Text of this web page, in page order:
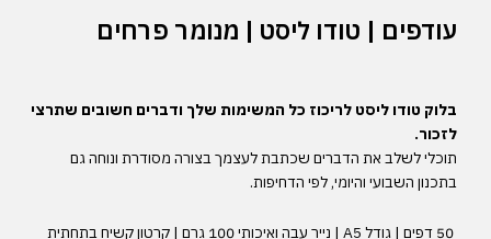
עודפים | טודו ליסט | מנומר פרחים
בלוק טודו ליסט לריכוז כל המשימות שלך ודברים חשובים שתרצי
לזכור.
תוכלילשלב את הדברים שכתבתלעצמךבצורה מסודרת ונוחהגם
בתכנון השבועי והיומי,לפי הדחיפות.
50 דפים | גודל A5 | נייר עבה ואיכותי 100 גרם | קרטון קשיח בתחתית